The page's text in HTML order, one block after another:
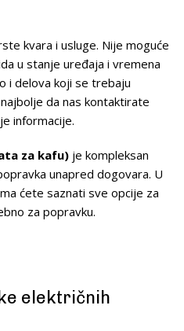
kvara i usluge. Nije moguće
u stanje uređaja i vremena
i delova koji se trebaju
da nas kontaktirate
informacije.
za kafu) je kompleksan
unapred dogovara. U
ćete saznati sve opcije za
za popravku.
električnih